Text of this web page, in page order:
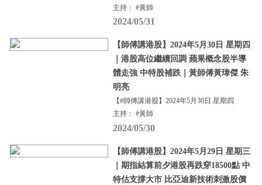
主持： #黃師
2024/05/31
【師傅講港股】2024年5月30日 星期四
｜港股高位繼續回調 蘋果概念股半導
體走強 中特股補跌｜黃師傅黃瑋傑 朱
明亮
【#師傅講港股】2024年5月30日 星期四
主持： #黃師
2024/05/30
【師傅講港股】2024年5月29日 星期三
｜期指結算前夕港股再跌穿18500點 中
特估支撐大市 比亞迪新技術刺激股價